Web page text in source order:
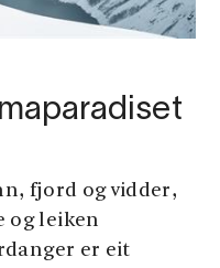
fjord og vidder,
og leiken
er eit